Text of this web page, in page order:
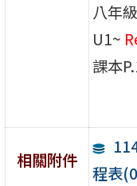
八年
U1~
課本
相關附件
程表